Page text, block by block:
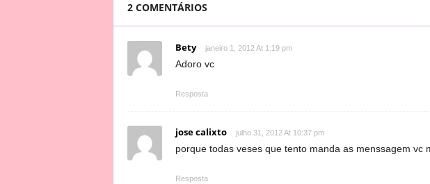
2 COMENTÁRIOS
Bety janeiro 1, 2012 At 1:19 pm
Adoro vc
Resposta
jose calixto julho 31, 2012 At 10:37 pm
porque todas veses que tento manda as menssagem vc
Resposta